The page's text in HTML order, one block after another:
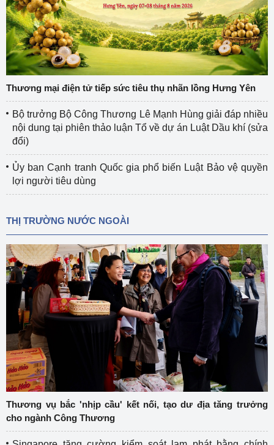
Thương mại điện tử tiếp sức tiêu thụ nhãn lồng Hưng Yên
Bộ trưởng Bộ Công Thương Lê Mạnh Hùng giải đáp nhiều
nội dung tại phiên thảo luận Tổ về dự án Luật Dầu khí (sửa
đổi)
Ủy ban Cạnh tranh Quốc gia phổ biến Luật Bảo vệ quyền
lợi người tiêu dùng
THỊ TRƯỜNG NƯỚC NGOÀI
Thương vụ bắc 'nhịp cầu' kết nối, tạo dư địa tăng trưởng
cho ngành Công Thương